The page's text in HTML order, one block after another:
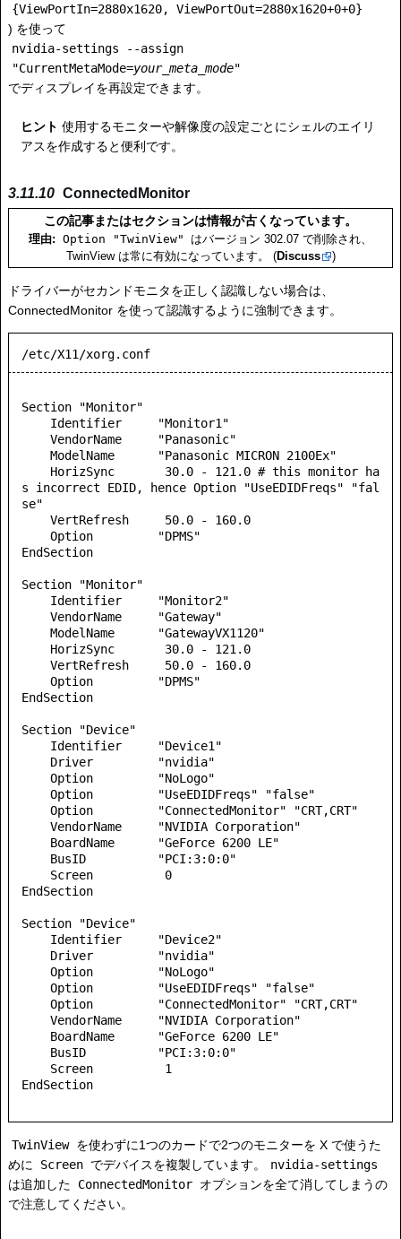
{ViewPortIn=2880x1620, ViewPortOut=2880x1620+0+0}
) を使って
nvidia-settings --assign
"CurrentMetaMode=your_meta_mode"
でディスプレイを再設定できます。
ヒント 使用するモニターや解像度の設定ごとにシェルのエイリ
アスを作成すると便利です。
ConnectedMonitor
この記事またはセクションは情報が古くなっています。
理由: Option "TwinView"
はバージョン 302.07 で削除され、
TwinView は常に有効になっています。 (Discuss )
ドライバーがセカンドモニタを正しく認識しない場合は、
ConnectedMonitor を使って認識するように強制できます。
/etc/X11/xorg.conf
Section "Monitor"
s incorrect EDID, hence Option "UseEDIDFreqs" "fal
se"
EndSection
Section "Monitor"
EndSection
Section "Device"
EndSection
Section "Device"
EndSection
TwinView を使わずに1つのカードで2つのモニターを X で使うた
めに
Screen でデバイスを複製しています。
nvidia-settings
は追加した
ConnectedMonitor オプションを全て消してしまうの
で注意してください。